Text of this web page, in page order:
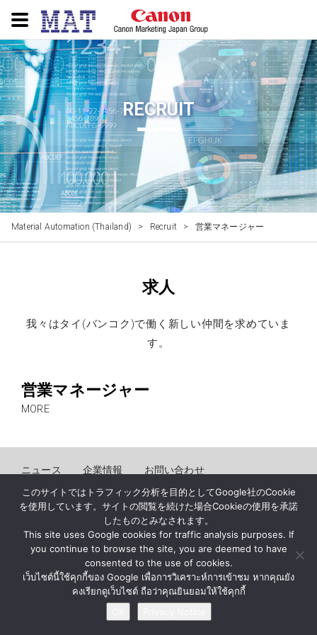
RECRUIT
Material Automation (Thailand) > Recruit > 営業マネージャー
求人
我々はタイ(バンコク)で働く新しい仲間を求めていま
す。
営業マネージャー
MORE
ニュース 企業情報
お問い合わせ
プライバシー通知
© BY MATERIAL AUTOMATION ( THAILAND ) Co., Ltd.
このサイトではトラフィック分析を目的としてGoogle社のCookie
を使用しています。サイトの閲覧を続けた場合Cookieの使用を承諾
したものとみなされます。
This site uses Google cookies for traffic analysis purposes. If
you continue to browse the site, you are deemed to have
consented to the use of cookies.
เว็บไซต์นี้ใช้คุกกี้ของ Google เพื่อการวิเคราะห์การเข้าชม หากคุณยัง
คงเรียกดูเว็บไซต์ ถือว่าคุณยินยอมให้ใช้คุกกี้